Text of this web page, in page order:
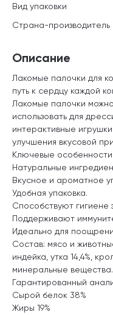
Описание
Лакомые палочки для
путь к сердцу каждой
Лакомые палочки
использовать для
интерактивные
улучшения вкусовой
Ключевые особенности:
Натуральные
Вкусное и ароматное
Удобная упаковка.
Способствуют гигиене
Поддерживают
Идеально для
Состав: мясо и
индейка, утка 14,4%,
минеральные вещества.
Гарантированный
Сырой белок 38%
Жиры 19%
Вид упаковки
Страна-производитель